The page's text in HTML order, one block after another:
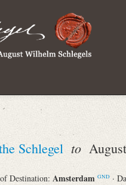
Schlegel to
Destination: Amsterdam GND ·